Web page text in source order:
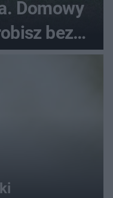
Domowy
bez